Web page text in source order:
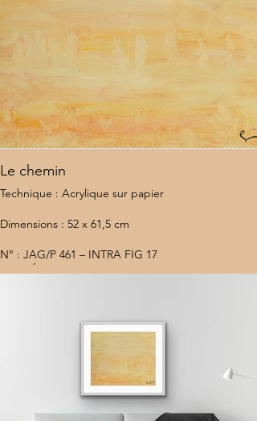
Le chemin
Technique : Acrylique sur papier
Dimensions : 52 x 61,5 cm
N° : JAG/P 461 – INTRA FIG 17
Lieu : États-Unis